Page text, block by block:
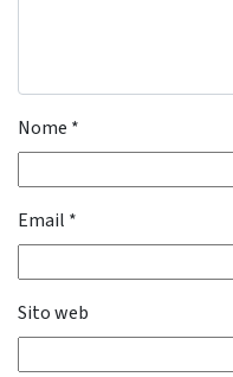
Nome *
Email *
Sito web